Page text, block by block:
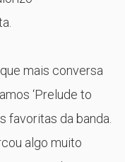
mais conversa
‘Prelude to
favoritas da banda.
algo muito